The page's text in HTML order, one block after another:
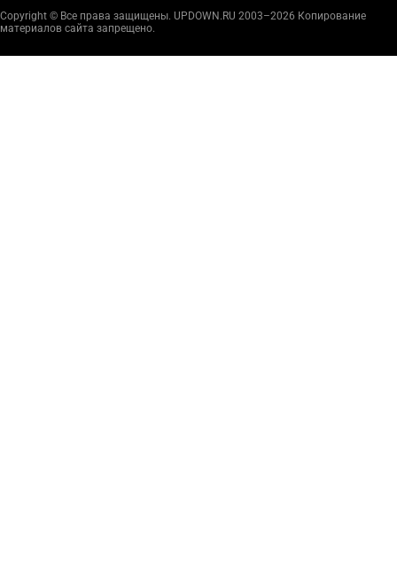
Copyright © Все права защищены. UPDOWN.RU 2003–2026 Копирование
материалов сайта запрещено.